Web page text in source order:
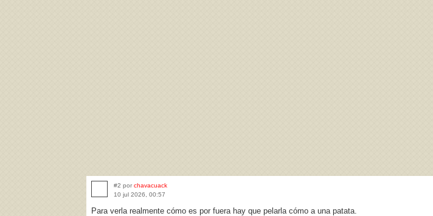
#2 por chavacuack
10 jul 2026, 00:57
Para verla realmente cómo es por fuera hay que pelarla cómo a una patata.